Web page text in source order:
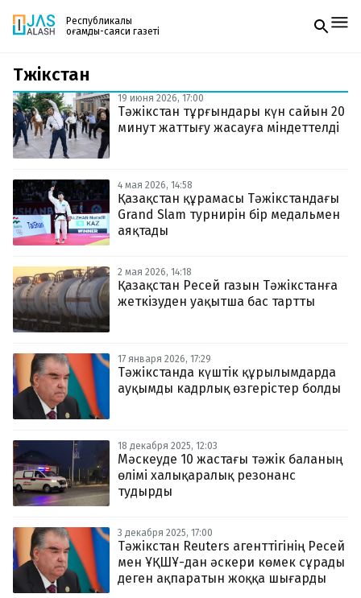
Республикалық
қоғамдық-саяси газеті
Жаңалықтар
Спорт
Live
Руханият
Аймақ
Архив
Заң және тәртіп
Редакциямен байланыс
+7 708 604 51 06
Жарнама бөлімі
Пошта
zhasalash100@gmail.com
Газетке жазылу
PDF форматтағы газетті ай сайын электронды
поштаңызға алып отырыңыз. Жаңа нөмір
шыққан сәтте сізге бірден жіберіледі. Тек email
Тәжікстан
19 июня 2026, 17:00
Тәжікстан тұрғындары күн сайын 20
минут жаттығу жасауға міндеттелді
4 мая 2026, 14:58
Қазақстан құрамасы Тәжікстандағы
Grand Slam турнирін бір медальмен
аяқтады
2 мая 2026, 14:18
Қазақстан Ресей газын Тәжікстанға
жеткізуден уақытша бас тартты
17 января 2026, 17:29
Тәжікстанда күштік құрылымдарда
ауқымды кадрлық өзгерістер болды
18 декабря 2025, 12:03
Мәскеуде 10 жастағы тәжік баланың
өлімі халықаралық резонанс
тудырды
3 декабря 2025, 17:00
Тәжікстан Reuters агенттігінің Ресей
мен ҰҚШҰ-дан әскери көмек сұрады
деген ақпаратын жоққа шығарды